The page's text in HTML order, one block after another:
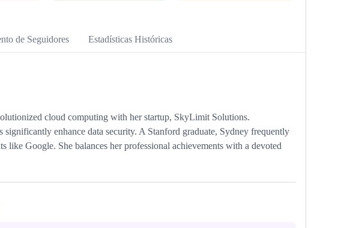
de Seguidores Estadísticas Históricas
cloud computing with her startup, SkyLimit Solutions.
enhance data security. A Stanford graduate, Sydney frequently
like Google. She balances her professional achievements with a devoted